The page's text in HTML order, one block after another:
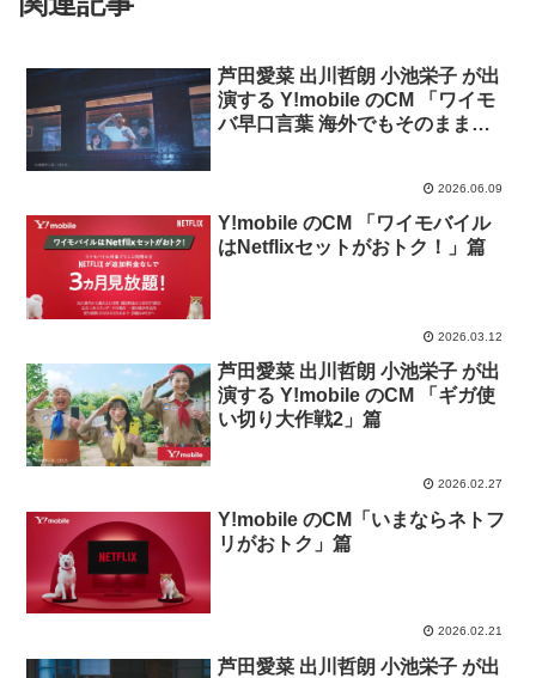
芦田愛菜 出川哲朗 小池栄子 が出
演する Y!mobile のCM 「ワイモ
バ早口言葉 海外でもそのまま使
2026.06.09
Y!mobile のCM 「ワイモバイル
はNetflixセットがおトク！」篇
2026.03.12
芦田愛菜 出川哲朗 小池栄子 が出
演する Y!mobile のCM 「ギガ使
い切り大作戦2」篇
2026.02.27
Y!mobile のCM「いまならネトフ
リがおトク」篇
2026.02.21
芦田愛菜 出川哲朗 小池栄子 が出